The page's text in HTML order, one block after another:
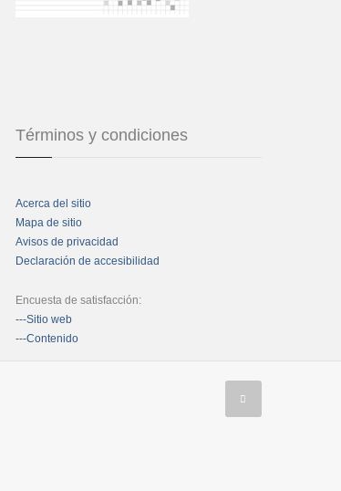
Términos y condiciones
Acerca del sitio
Mapa de sitio
Avisos de privacidad
Declaración de accesibilidad
Encuesta de satisfacción:
---Sitio web
---Contenido